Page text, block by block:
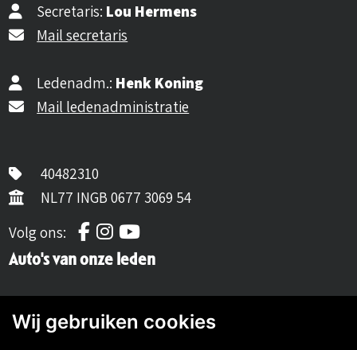
Secretaris: Lou Hermens
Mail secretaris
Ledenadm.: Henk Koning
Mail ledenadministratie
40482310
NL77 INGB 0677 3069 54
Volg ons:
Volg ons op Facebook
Volg ons op Instagram
Volg ons op YouTube
Auto's van onze leden
Wij gebruiken cookies